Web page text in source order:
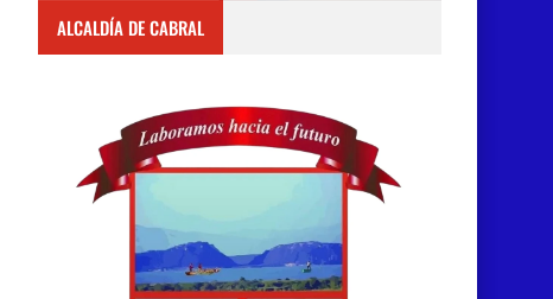
ALCALDÍA DE CABRAL